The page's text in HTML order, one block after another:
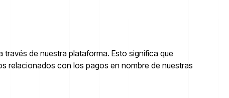
de nuestra plataforma. Esto significa que
relacionados con los pagos en nombre de nuestras